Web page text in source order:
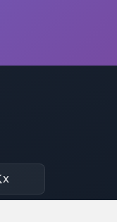
X
parler !
besoin